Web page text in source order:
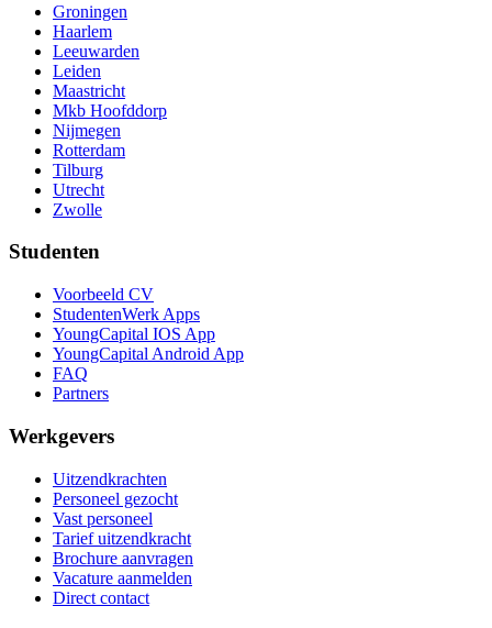
Groningen
Haarlem
Leeuwarden
Leiden
Maastricht
Mkb Hoofddorp
Nijmegen
Rotterdam
Tilburg
Utrecht
Zwolle
Studenten
Voorbeeld CV
StudentenWerk Apps
YoungCapital IOS App
YoungCapital Android App
FAQ
Partners
Werkgevers
Uitzendkrachten
Personeel gezocht
Vast personeel
Tarief uitzendkracht
Brochure aanvragen
Vacature aanmelden
Direct contact